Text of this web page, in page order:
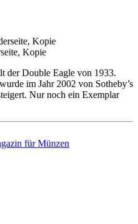
Kopie
der Double Eagle von 1933.
im Jahr 2002 von Sotheby’s
Nur noch ein Exemplar
für Münzen